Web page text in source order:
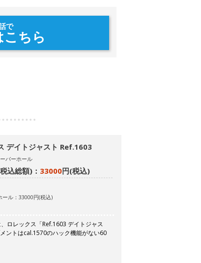
で
ちら
デイトジャスト Ref.1603
バーホール
込総額)： 33000円(税込)
ール：33000円(税込)
ロレックス「Ref.1603 デイトジャス
ントはcal.1570のハック機能がない60